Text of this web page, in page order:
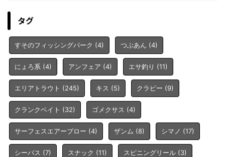
タグ
すそのフィッシングパーク (4) つぶあん (4)
にょろ系 (4) アンフェア (4) エサ釣り (11)
エリアトラウト (245) キス (5) クラピー (9)
クランクベイト (32) ゴメクサス (4)
サーフェスエアーブロー (4) ザンム (8) シマノ (17)
シーバス (7) スナック (11) スピニングリール (3)